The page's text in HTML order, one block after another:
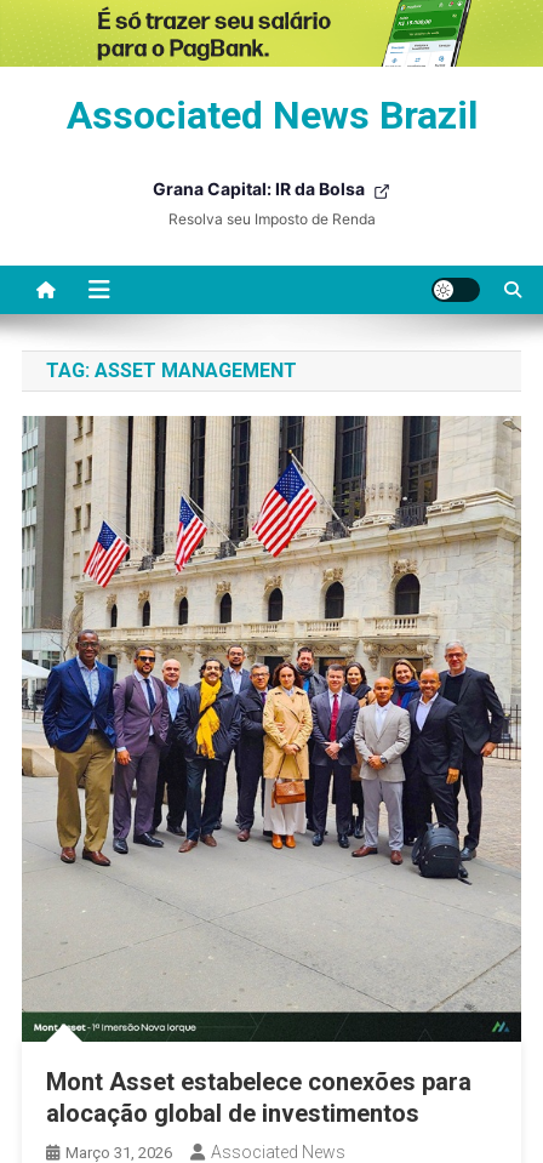
Associated News Brazil
Grana Capital: IR da Bolsa
Resolva seu Imposto de Renda
TAG: ASSET MANAGEMENT
Mont Asset estabelece conexões para
alocação global de investimentos
Março 31, 2026 Associated News